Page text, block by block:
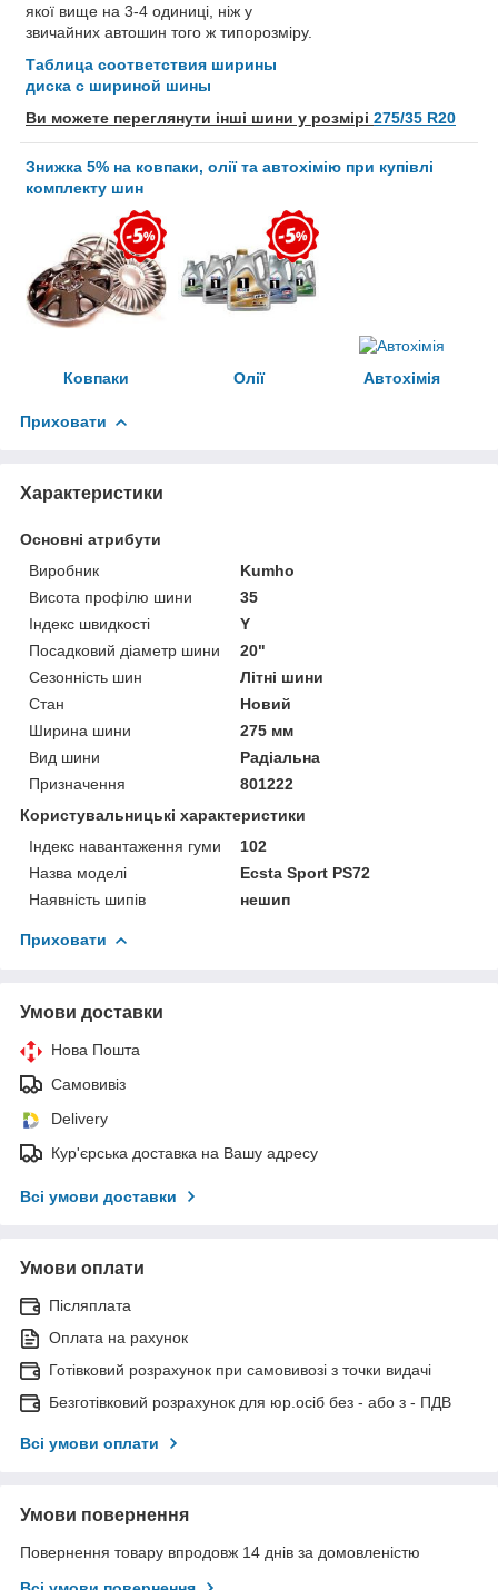
якої вище на 3-4 одиниці, ніж у
звичайних автошин того ж типорозміру.
Таблица соответствия ширины
диска с шириной шины
Ви можете переглянути інші шини у розмірі 275/35 R20
Знижка 5% на ковпаки, олії та автохімію при купівлі
комплекту шин
Ковпаки Олії Автохімія
Приховати
Характеристики
Основні атрибути
Виробник
Kumho
Висота профілю шини
35
Індекс швидкості
Y
Посадковий діаметр шини
20"
Сезонність шин
Літні шини
Стан
Новий
Ширина шини
275 мм
Вид шини
Радіальна
Призначення
801222
Користувальницькі характеристики
Індекс навантаження гуми
102
Назва моделі
Ecsta Sport PS72
Наявність шипів
нешип
Приховати
Умови доставки
Нова Пошта
Самовивіз
Delivery
Кур'єрська доставка на Вашу адресу
Всі умови доставки
Умови оплати
Післяплата
Оплата на рахунок
Готівковий розрахунок при самовивозі з точки видачі
Безготівковий розрахунок для юр.осіб без - або з - ПДВ
Всі умови оплати
Умови повернення
Повернення товару впродовж 14 днів за домовленістю